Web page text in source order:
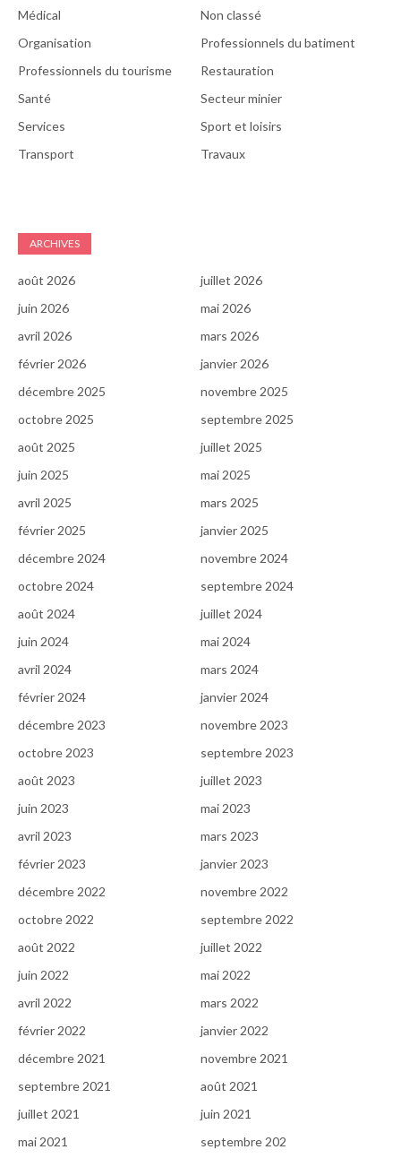
Médical
Non classé
Organisation
Professionnels du batiment
Professionnels du tourisme
Restauration
Santé
Secteur minier
Services
Sport et loisirs
Transport
Travaux
ARCHIVES
août 2026
juillet 2026
juin 2026
mai 2026
avril 2026
mars 2026
février 2026
janvier 2026
décembre 2025
novembre 2025
octobre 2025
septembre 2025
août 2025
juillet 2025
juin 2025
mai 2025
avril 2025
mars 2025
février 2025
janvier 2025
décembre 2024
novembre 2024
octobre 2024
septembre 2024
août 2024
juillet 2024
juin 2024
mai 2024
avril 2024
mars 2024
février 2024
janvier 2024
décembre 2023
novembre 2023
octobre 2023
septembre 2023
août 2023
juillet 2023
juin 2023
mai 2023
avril 2023
mars 2023
février 2023
janvier 2023
décembre 2022
novembre 2022
octobre 2022
septembre 2022
août 2022
juillet 2022
juin 2022
mai 2022
avril 2022
mars 2022
février 2022
janvier 2022
décembre 2021
novembre 2021
septembre 2021
août 2021
juillet 2021
juin 2021
mai 2021
septembre 202